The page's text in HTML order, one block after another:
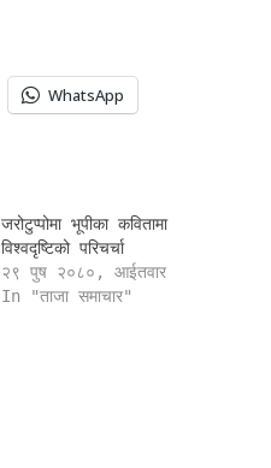
WhatsApp
जरोटुप्पोमा भूपीका कवितामा
विश्वदृष्टिको परिचर्चा
२९ पुष २०८०, आईतवार
In "ताजा समाचार"